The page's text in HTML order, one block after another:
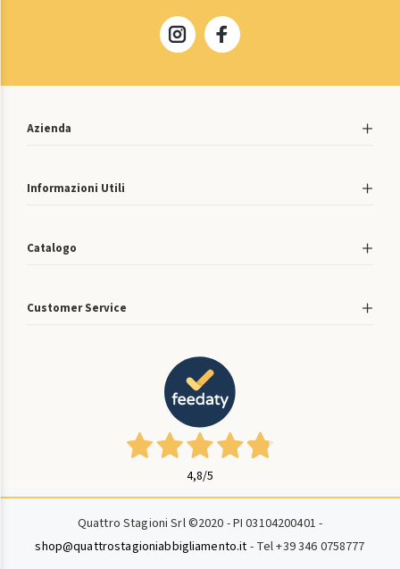
Azienda
Informazioni Utili
Catalogo
Customer Service
4,8/5
Quattro Stagioni Srl ©2020 - PI 03104200401 -
shop@quattrostagioniabbigliamento.it - Tel +39 346 0758777